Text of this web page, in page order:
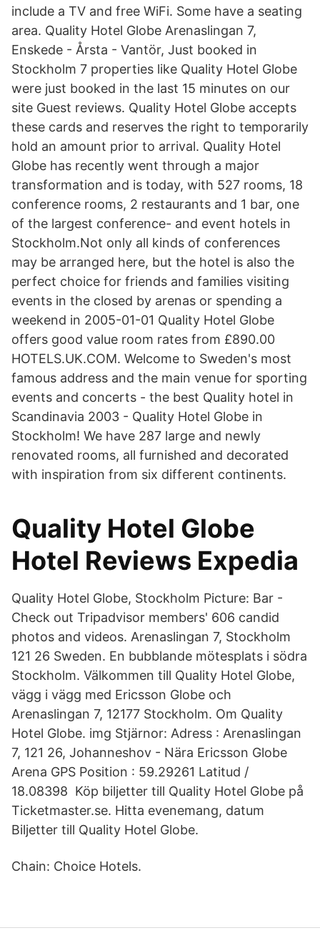
include a TV and free WiFi. Some have a seating
area. Quality Hotel Globe Arenaslingan 7,
Enskede - Årsta - Vantör, Just booked in
Stockholm 7 properties like Quality Hotel Globe
were just booked in the last 15 minutes on our
site Guest reviews. Quality Hotel Globe accepts
these cards and reserves the right to temporarily
hold an amount prior to arrival. Quality Hotel
Globe has recently went through a major
transformation and is today, with 527 rooms, 18
conference rooms, 2 restaurants and 1 bar, one
of the largest conference- and event hotels in
Stockholm.Not only all kinds of conferences
may be arranged here, but the hotel is also the
perfect choice for friends and families visiting
events in the closed by arenas or spending a
weekend in 2005-01-01 Quality Hotel Globe
offers good value room rates from £890.00
HOTELS.UK.COM. Welcome to Sweden's most
famous address and the main venue for sporting
events and concerts - the best Quality hotel in
Scandinavia 2003 - Quality Hotel Globe in
Stockholm! We have 287 large and newly
renovated rooms, all furnished and decorated
with inspiration from six different continents.
Quality Hotel Globe
Hotel Reviews Expedia
Quality Hotel Globe, Stockholm Picture: Bar -
Check out Tripadvisor members' 606 candid
photos and videos. Arenaslingan 7, Stockholm
121 26 Sweden. En bubblande mötesplats i södra
Stockholm. Välkommen till Quality Hotel Globe,
vägg i vägg med Ericsson Globe och
Arenaslingan 7, 12177 Stockholm. Om Quality
Hotel Globe. img Stjärnor: Adress : Arenaslingan
7, 121 26, Johanneshov - Nära Ericsson Globe
Arena GPS Position : 59.29261 Latitud /
18.08398 Köp biljetter till Quality Hotel Globe på
Ticketmaster.se. Hitta evenemang, datum
Biljetter till Quality Hotel Globe.
Chain: Choice Hotels.